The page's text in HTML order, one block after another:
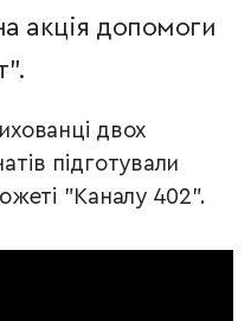
акція допомоги
двох
підготували
"Каналу 402".